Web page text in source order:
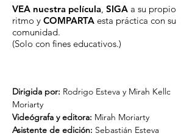
VEA nuestra película, SIGA a su propio
ritmo y COMPARTA esta práctica con su
comunidad.
(Solo con fines educativos.)
Dirigida por: Rodrigo Esteva y Mirah Kellc
Moriarty
Videógrafa y editora: Mirah Moriarty
Asistente de edición: Sebastián Esteva